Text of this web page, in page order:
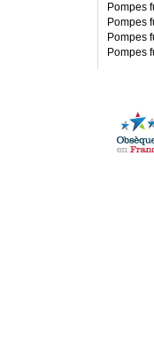
Pompes
Pompes
Pompes
Pompes